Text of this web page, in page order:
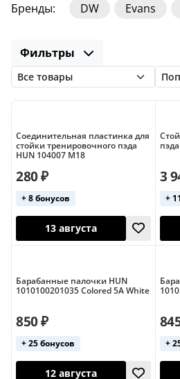
Бренды: DW Evans
Latin Percussion
Mapex
Paiste Pearl
Williams
Yamaha
Фильтры
Соединительная пластинка для
стойки тренировочного пэда
HUN 104007 M18
280 ₽
+ 8 бонусов
3
+
Барабанные палочки HUN
1010100201035 Colored 5A White
850 ₽
+ 25 бонусов +